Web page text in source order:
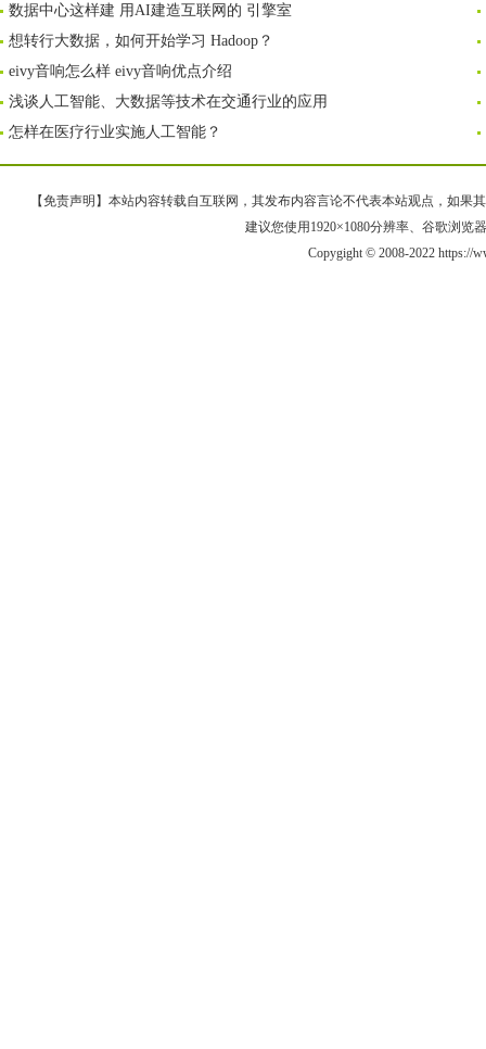
数据中心这样建 用AI建造互联网的 引擎室
想转行大数据，如何开始学习 Hadoop？
eivy音响怎么样 eivy音响优点介绍
浅谈人工智能、大数据等技术在交通行业的应用
怎样在医疗行业实施人工智能？
【免责声明】本站内容转载自互联网，其发布内容言论不代表本站观点，如果
建议您使用1920×1080分辨率、谷歌浏览
Copygight © 2008-2022 https://